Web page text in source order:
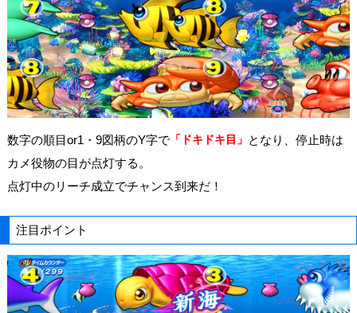
数字の順目or1・9図柄のY字で「ドキドキ目」 となり、停止時は
カメ役物の目が点灯する。
点灯中のリーチ成立でチャンス到来だ！
注目ポイント